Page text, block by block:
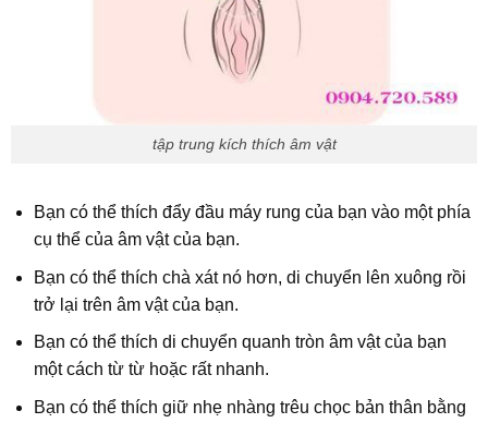
tập trung kích thích âm vật
Bạn có thể thích đẩy đầu máy rung của bạn vào một phía
cụ thể của âm vật của bạn.
Bạn có thể thích chà xát nó hơn, di chuyển lên xuông rồi
trở lại trên âm vật của bạn.
Bạn có thể thích di chuyển quanh tròn âm vật của bạn
một cách từ từ hoặc rất nhanh.
Bạn có thể thích giữ nhẹ nhàng trêu chọc bản thân bằng